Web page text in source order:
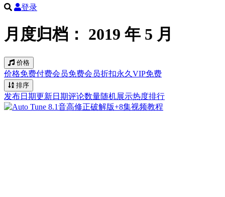
登录
月度归档： 2019 年 5 月
价格
价格免费付费会员免费会员折扣永久VIP免费
排序
发布日期更新日期评论数量随机展示热度排行